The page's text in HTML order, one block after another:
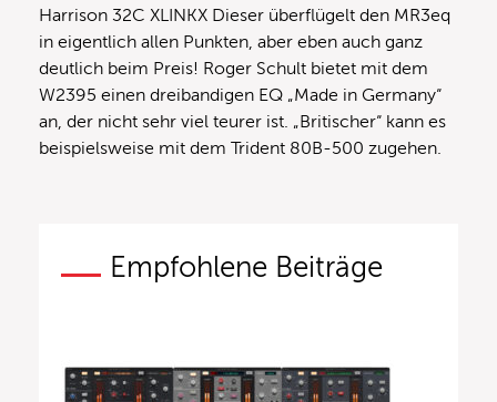
Harrison 32C XLINKX Dieser überflügelt den MR3eq
in eigentlich allen Punkten, aber eben auch ganz
deutlich beim Preis! Roger Schult bietet mit dem
W2395 einen dreibandigen EQ „Made in Germany“
an, der nicht sehr viel teurer ist. „Britischer“ kann es
beispielsweise mit dem Trident 80B-500 zugehen.
Empfohlene Beiträge